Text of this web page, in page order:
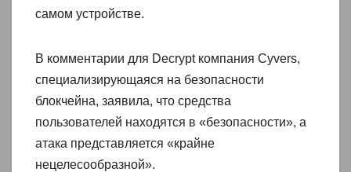
самом устройстве.
В комментарии для Decrypt компания Cyvers,
специализирующаяся на безопасности
блокчейна, заявила, что средства
пользователей находятся в «безопасности», а
атака представляется «крайне
нецелесообразной».